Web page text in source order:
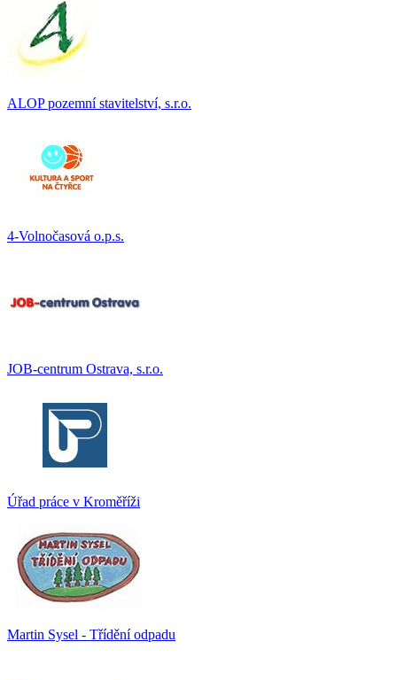
ALOP pozemní stavitelství, s.r.o.
4-Volnočasová o.p.s.
JOB-centrum Ostrava, s.r.o.
Úřad práce v Kroměříži
Martin Sysel - Třídění odpadu